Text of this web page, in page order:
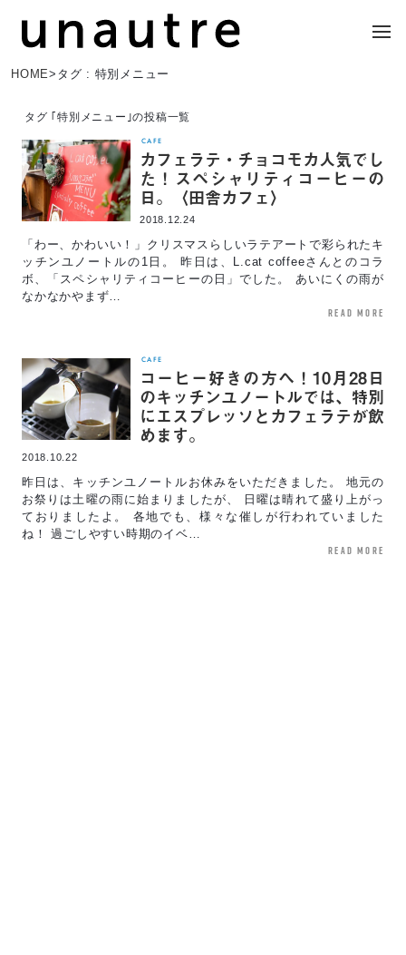
HOME> タグ : 特別メニュー
タグ ｢特別メニュー｣の投稿一覧
CAFE
カフェラテ・チョコモカ人気でし
た！スペシャリティコーヒーの
日。〈田舎カフェ〉
2018.12.24
「わー、かわいい！」クリスマスらしいラテアートで彩られたキ
ッチンユノートルの1日。 昨日は、L.cat coffeeさんとのコラ
ボ、「スペシャリティコーヒーの日」でした。 あいにくの雨が
なかなかやまず…
read more
CAFE
コーヒー好きの方へ！10月28日
のキッチンユノートルでは、特別
にエスプレッソとカフェラテが飲
めます。
2018.10.22
昨日は、キッチンユノートルお休みをいただきました。 地元の
お祭りは土曜の雨に始まりましたが、 日曜は晴れて盛り上がっ
ておりましたよ。 各地でも、様々な催しが行われていました
ね！ 過ごしやすい時期のイベ…
read more